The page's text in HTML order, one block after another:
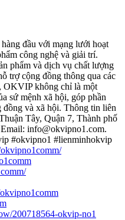
đầu với mạng lưới hoạt
công nghệ và giải trí.
phẩm và dịch vụ chất lượng
trợ cộng đồng thông qua các
OKVIP không chỉ là một
sứ mệnh xã hội, góp phần
đồng và xã hội. Thông tin liên
Tây, Quận 7, Thành phố
info@okvipno1.com.
#okvipno1 #lienminhokvip
200718564-okvip-no1